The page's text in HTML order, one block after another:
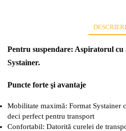
Pentru suspendare: Aspiratorul
Systainer.
Puncte forte şi avantaje
Mobilitate maximă: Format Systainer
deci perfect pentru transport
Confortabil: Datorită curelei de